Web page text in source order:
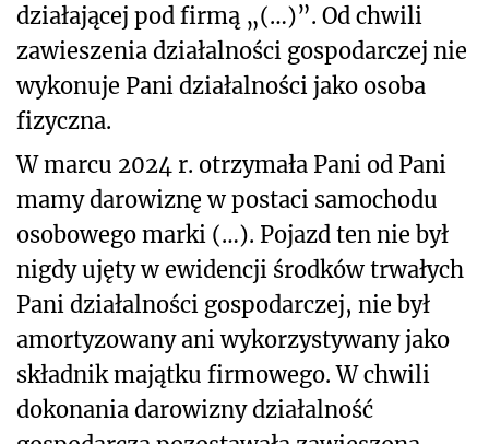
działającej pod firmą „(…)”. Od chwili
zawieszenia działalności gospodarczej nie
wykonuje Pani działalności jako osoba
fizyczna.
W marcu 2024 r. otrzymała Pani od Pani
mamy darowiznę w postaci samochodu
osobowego marki (…). Pojazd ten nie był
nigdy ujęty w ewidencji środków trwałych
Pani działalności gospodarczej, nie był
amortyzowany ani wykorzystywany jako
składnik majątku firmowego. W chwili
dokonania darowizny działalność